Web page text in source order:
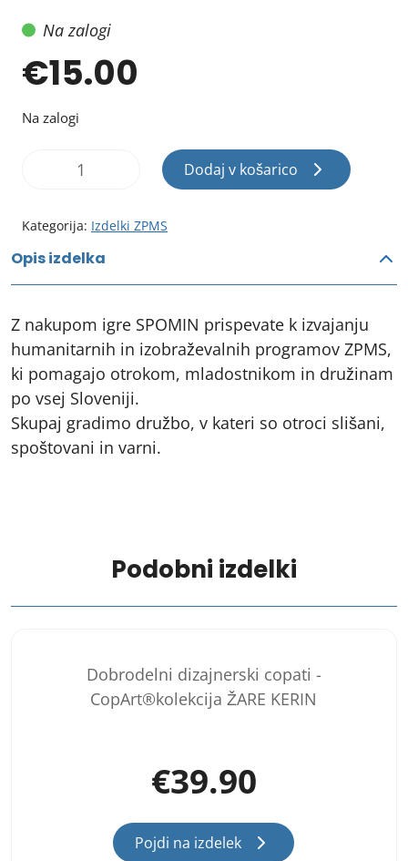
Na zalogi
€15.00
Na zalogi
otrokove
količina
Dodaj v košarico
Kategorija: Izdelki ZPMS
Opis izdelka
Z nakupom igre SPOMIN prispevate k izvajanju
humanitarnih in izobraževalnih programov ZPMS,
ki pomagajo otrokom, mladostnikom in družinam
po vsej Sloveniji.
Skupaj gradimo družbo, v kateri so otroci slišani,
spoštovani in varni.
Podobni izdelki
Dobrodelni dizajnerski copati -
CopArt®kolekcija ŽARE KERIN
€39.90
Pojdi na izdelek